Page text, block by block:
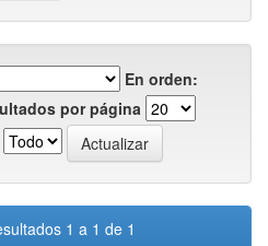
En orden:
por página
1 a 1 de 1